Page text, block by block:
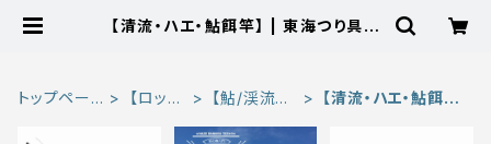
【清流・ハエ・鮎餌竿】 | 東海つり具
トップペー
【ロッ
【鮎/渓流
【清流・ハエ・鮎餌